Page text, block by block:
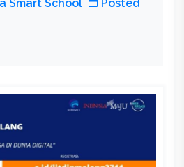
Smart School
Posted